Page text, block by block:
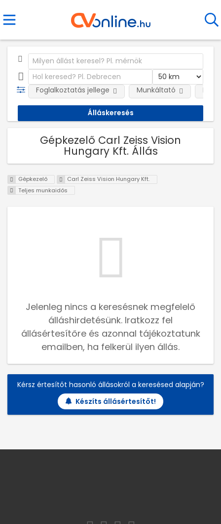
Foglalkoztatás jellege Munkáltató
Gépkezelő Carl Zeiss Vision
Hungary Kft. Állás
Gépkezelő
Carl Zeiss Vision Hungary Kft.
Teljes munkaidős
Jelenleg nincs a keresésnek megfelelő
álláshirdetésünk. Iratkozz fel
állásértesítőre és azonnal tájékoztatunk
emailben, ha felkerül ilyen állás.
Kérsz értesítőt hasonló állásokról a keresésed alapján?
Készíts állásértesítőt!